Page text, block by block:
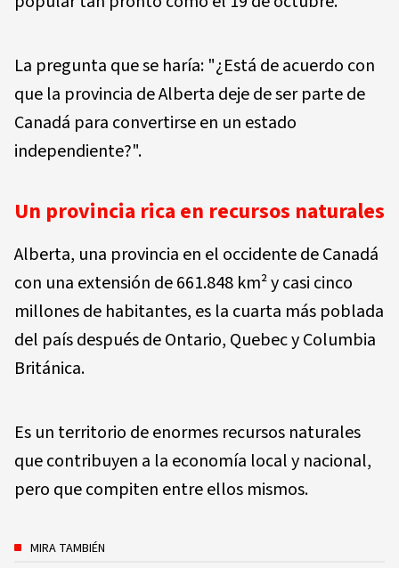
La pregunta que se haría: "¿Está de acuerdo con
que la provincia de Alberta deje de ser parte de
Canadá para convertirse en un estado
independiente?".
Un provincia rica en recursos naturales
Alberta, una provincia en el occidente de Canadá
con una extensión de 661.848 km² y casi cinco
millones de habitantes, es la cuarta más poblada
del país después de Ontario, Quebec y Columbia
Británica.
Es un territorio de enormes recursos naturales
que contribuyen a la economía local y nacional,
pero que compiten entre ellos mismos.
MIRA TAMBIÉN